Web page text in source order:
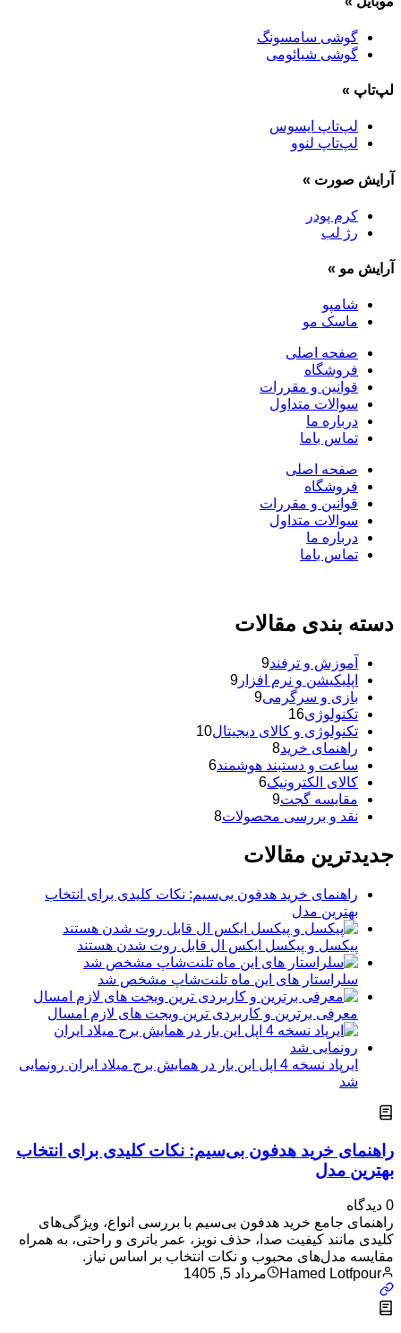
گوشی سامسونگ
گوشی شیائومی
لپ‌تاپ »
لپ‌تاپ ایسوس
لپ‌تاپ لنوو
آرایش صورت »
کرم پودر
رژ لب
آرایش مو »
شامپو
ماسک مو
صفحه اصلی
فروشگاه
قوانین و مقررات
سوالات متداول
درباره ما
تماس باما
صفحه اصلی
فروشگاه
قوانین و مقررات
سوالات متداول
درباره ما
تماس باما
دسته بندی مقالات
آموزش و ترفند9
اپلیکیشن و نرم افزار 9
بازی و سرگرمی9
تکنولوژی16
تکنولوژی و کالای دیجیتال10
راهنمای خرید8
ساعت و دستبند هوشمند6
کالای الکترونیک6
مقایسه گجت9
نقد و بررسی محصولات8
جدیدترین مقالات
راهنمای خرید هدفون بی‌سیم: نکات کلیدی برای انتخاب
بهترین مدل
پیکسل و پیکسل ایکس ال قابل روت شدن هستند
سلراستار های این ماه تلنت‌شاپ مشخص شد
معرفی برترین و کاربردی ترین ویجت های لازم امسال
ایرپاد نسخه 4 اپل این بار در همایش برج میلاد ایران رونمایی
شد
راهنمای خرید هدفون بی‌سیم: نکات کلیدی برای انتخاب
بهترین مدل
0 دیدگاه
راهنمای جامع خرید هدفون بی‌سیم با بررسی انواع، ویژگی‌های
کلیدی مانند کیفیت صدا، حذف نویز، عمر باتری و راحتی، به همراه
مقایسه مدل‌های محبوب و نکات انتخاب بر اساس نیاز.
Hamed Lotfpour
مرداد 5, 1405